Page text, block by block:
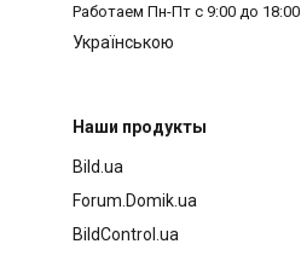
Работаем Пн-Пт с 9:00 до 18:00
Українською
Наши продукты
Bild.ua
Forum.Domik.ua
BildControl.ua